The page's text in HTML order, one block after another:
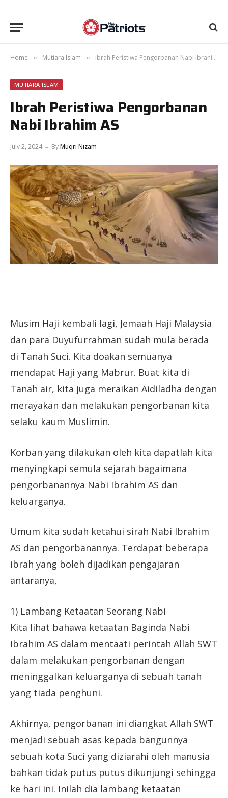
Home » Mutiara Islam » Ibrah Peristiwa Pengorbanan Nabi Ibrahim AS
MUTIARA ISLAM
Ibrah Peristiwa Pengorbanan
Nabi Ibrahim AS
July 2, 2024 ByMuqri Nizam
Musim Haji kembali lagi, Jemaah Haji Malaysia
dan para Duyufurrahman sudah mula berada
di Tanah Suci. Kita doakan semuanya
mendapat Haji yang Mabrur. Buat kita di
Tanah air, kita juga meraikan Aidiladha dengan
merayakan dan melakukan pengorbanan kita
selaku kaum Muslimin.
Korban yang dilakukan oleh kita dapatlah kita
menyingkapi semula sejarah bagaimana
pengorbanannya Nabi Ibrahim AS dan
keluarganya.
Umum kita sudah ketahui sirah Nabi Ibrahim
AS dan pengorbanannya. Terdapat beberapa
ibrah yang boleh dijadikan pengajaran
antaranya,
1) Lambang Ketaatan Seorang Nabi
Kita lihat bahawa ketaatan Baginda Nabi
Ibrahim AS dalam mentaati perintah Allah SWT
dalam melakukan pengorbanan dengan
meninggalkan keluarganya di sebuah tanah
yang tiada penghuni.
Akhirnya, pengorbanan ini diangkat Allah SWT
menjadi sebuah asas kepada bangunnya
sebuah kota Suci yang diziarahi oleh manusia
bahkan tidak putus putus dikunjungi sehingga
ke hari ini. Inilah dia lambang ketaatan